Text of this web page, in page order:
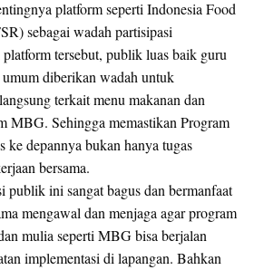
platform seperti Indonesia Food
sebagai wadah partisipasi
tersebut, publik luas baik guru
diberikan wadah untuk
terkait menu makanan dan
MBG. Sehingga memastikan Program
depannya bukan hanya tugas
bersama.
publik ini sangat bagus dan bermanfaat
mengawal dan menjaga agar program
mulia seperti MBG bisa berjalan
implementasi di lapangan. Bahkan